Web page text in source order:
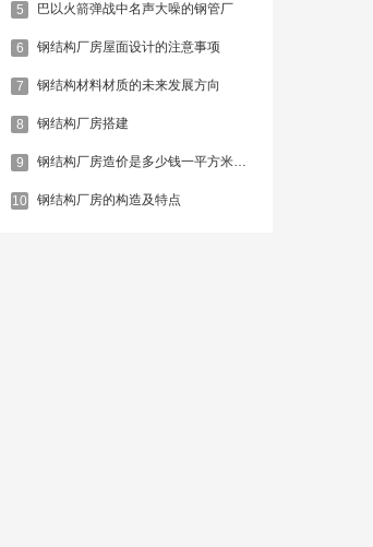
5 巴以火箭弹战中名声大噪的钢管厂
6 钢结构厂房屋面设计的注意事项
7 钢结构材料材质的未来发展方向
8 钢结构厂房搭建
9 钢结构厂房造价是多少钱一平方米，如何计算？
10 钢结构厂房的构造及特点